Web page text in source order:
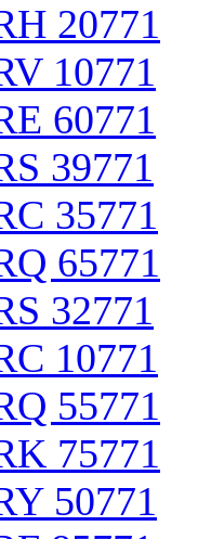
20771
10771
60771
39771
35771
65771
32771
10771
55771
75771
50771